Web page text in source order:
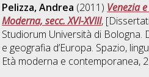
Pelizza, Andrea (2011) Venezia
Moderna, secc. XVI-XVIII,
Studiorum Università di
e geografia d’Europa. Spazio,
Età moderna e contemporanea,